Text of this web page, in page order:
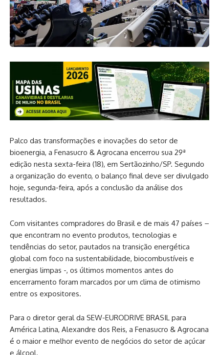
Palco das transformações e inovações do setor de
bioenergia, a Fenasucro & Agrocana encerrou sua 29ª
edição nesta sexta-feira (18), em Sertãozinho/SP. Segundo
a organização do evento, o balanço final deve ser divulgado
hoje, segunda-feira, após a conclusão da análise dos
resultados.
Com visitantes compradores do Brasil e de mais 47 países –
que encontram no evento produtos, tecnologias e
tendências do setor, pautados na transição energética
global com foco na sustentabilidade, biocombustíveis e
energias limpas -, os últimos momentos antes do
encerramento foram marcados por um clima de otimismo
entre os expositores.
Para o diretor geral da SEW-EURODRIVE BRASIL para
América Latina, Alexandre dos Reis, a Fenasucro & Agrocana
é o maior e melhor evento de negócios do setor de açúcar
e álcool.